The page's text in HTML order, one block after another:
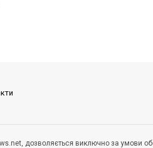
дозволяється виключно за умови